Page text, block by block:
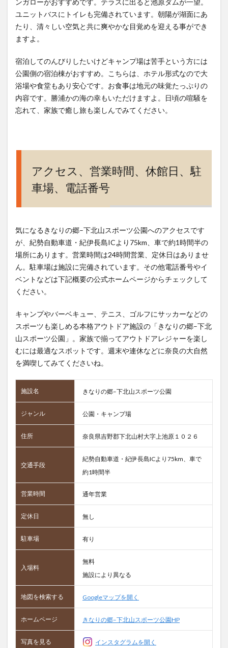
ユニットバスにトイレも完備されています。朝陽が湖面にあ
たり、清々しい空気と共に爽やかな目覚めを迎える事ができ
ますよ。
宿泊してのんびりしたいけどキャンプ場は苦手という方には
公園側の宿泊棟がおすすめ。こちらは、ホテル形式なので大
浴場や食堂もあり安心です。お食事は地元の味覚たっぷりの
内容です。勝浦かの海の幸もいただけますよ。日頃の喧騒を
忘れて、家族で癒し旅も楽しんでみてください。
アクセス、営業時間、休館日、駐
車場、電話番号
気になるきなりの郷–下北山スポーツ公園へのアクセスです
が、紀勢自動車道・紀伊長島ICより75km、車で約1時間半の
場所にあります。営業時間は24時間営業、定休日はありませ
ん。駐車場は施設に完備されています。その他電話番号やイ
ベントなどは下記概要の公式ホームページからチェックして
ください。
キャンプやバーベキュー、テニス、ゴルフにサッカーなどの
スポーツも楽しめる本格アウトドア施設の「きなりの郷–下北
山スポーツ公園」。家族で揃ってアウトドアレジャーを楽し
むには最適なスポットです。週末や連休などに奈良の大自然
を満喫してみてくださいね。
施設名 きなりの郷–下北山スポーツ公園
ジャンル 公園・キャンプ場
住所 奈良県吉野郡下北山村大字上池原１０２６
交通手段
紀勢自動車道・紀伊長島ICより75km、車で
約1時間半
営業時間 通年営業
定休日 無し
駐車場 有り
入場料
無料
施設により異なる
地図を検索する Googleマップを開く
ホームページ きなりの郷–下北山スポーツ公園HP
写真を見る インスタグラムを開く